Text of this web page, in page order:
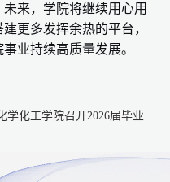
来，学院将继续用心用
更多发挥余热的平台，
业持续高质量发展。
学化工学院召开2026届毕业...